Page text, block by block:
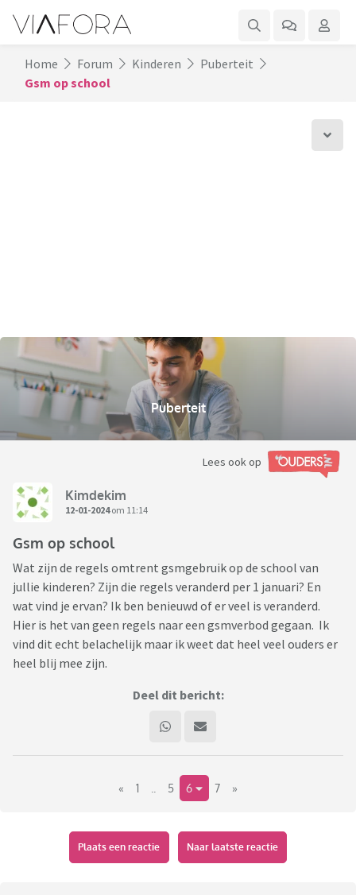
Home Forum Kinderen
Puberteit
Gsm op school
Puberteit
Lees ook op
Kimdekim
12-01-2024om 11:14
Gsm op school
Wat zijn de regels omtrent gsmgebruik op de school van
jullie kinderen? Zijn die regels veranderd per 1 januari? En
wat vind je ervan? Ik ben benieuwd of er veel is veranderd.
Hier is het van geen regels naar een gsmverbod gegaan. Ik
vind dit echt belachelijk maar ik weet dat heel veel ouders er
heel blij mee zijn.
Deel dit bericht:
« 1 5 6 7 »
Plaats een reactie Naar laatste reactie